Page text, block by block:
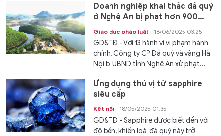
Doanh nghiệp khai thác đá quý
ở Nghệ An bị phạt hơn 900
triệu đồng
Giáo dục pháp luật 18/06/2025 03:25
GD&TĐ - Với 13 hành vi vi phạm hành
chính, Công ty CP Đá quý và vàng Hà
Nội bị UBND tỉnh Nghệ An xử phạt...
Ứng dụng thú vị từ sapphire
siêu cấp
Kết nối 18/05/2025 01:35
GD&TĐ - Sapphire được biết đến với
độ bền, khiến loài đá quý này trở